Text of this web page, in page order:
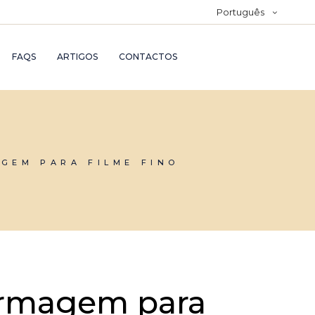
Português
FAQS ARTIGOS CONTACTOS
PARA FILME FINO
para